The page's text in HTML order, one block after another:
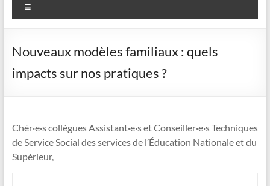
Nouveaux modèles familiaux : quels
impacts sur nos pratiques ?
Chèr·e·s collègues Assistant·e·s et Conseiller·e·s Techniques
de Service Social des services de l’Éducation Nationale et du
Supérieur,